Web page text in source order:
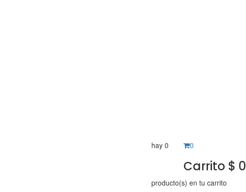
0
Carrito $ 0
hay 0
producto(s) en tu carrito